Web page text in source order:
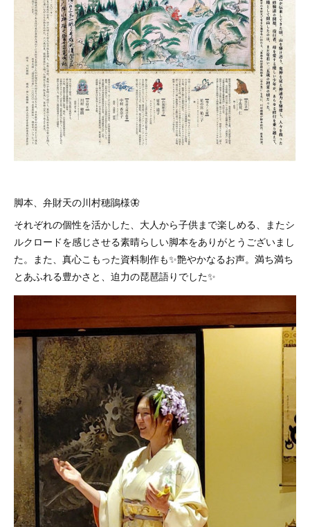
脚本、弁財天の川村穂鵑様🦋
それぞれの個性を活かした、大人から子供まで楽しめる、またシ
ルクロードを感じさせる素晴らしい脚本をありがとうございまし
た。また、真心こもった資料制作も✨艶やかなるお声。満ち満ち
とあふれる豊かさと、迫力の琵琶語りでした✨